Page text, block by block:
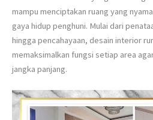
mampu menciptakan ruang yang
gaya hidup penghuni. Mulai dari
hingga pencahayaan, desain interior
memaksimalkan fungsi setiap area
jangka panjang.